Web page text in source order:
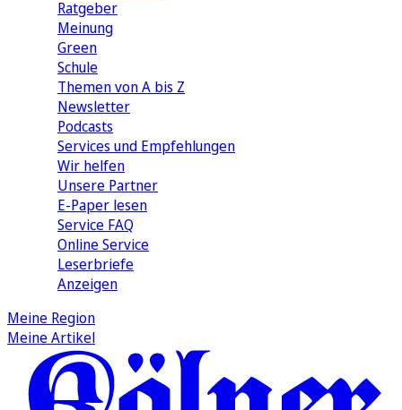
Ratgeber
Meinung
Green
Schule
Themen von A bis Z
Newsletter
Podcasts
Services und Empfehlungen
Wir helfen
Unsere Partner
E-Paper lesen
Service FAQ
Online Service
Leserbriefe
Anzeigen
Meine Region
Meine Artikel